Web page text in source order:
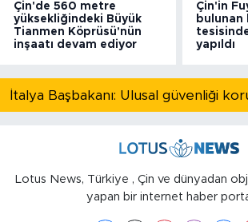
Çin'de 560 metre
yüksekliğindeki Büyük
Tianmen Köprüsü'nün
inşaatı devam ediyor
Çin'in
bulunan
yapıldı
Lotus News, Türkiye , Çin ve dünyadan
yapan bir internet haber